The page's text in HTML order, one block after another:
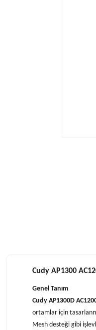
Cudy AP1300
Genel Tanım
Cudy AP1300D
ortamlar için
Mesh desteği gibi